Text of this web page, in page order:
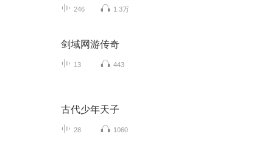
246 1.3万
剑域网游传奇
13 443
古代少年天子
28 1060